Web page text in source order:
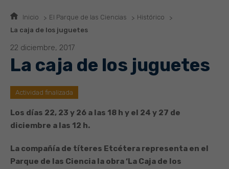
Inicio El Parque de las Ciencias
Histórico
La caja de los juguetes
22 diciembre, 2017
La caja de los juguetes
Actividad finalizada
Los días 22, 23 y 26 a las 18 h y el 24 y 27 de
diciembre a las 12 h.
La compañía de títeres Etcétera representa en el
Parque de las Ciencia la obra ‘La Caja de los